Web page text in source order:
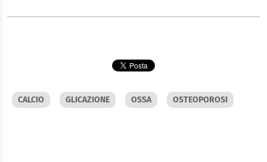
CALCIO GLICAZIONE OSSA OSTEOPOROSI